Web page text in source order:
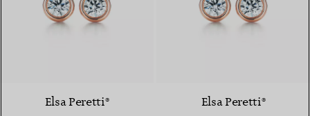
Elsa Peretti® Elsa Peretti®